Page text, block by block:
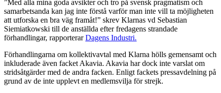
”Med alla mina goda avsikter och tro på svensk pragmatism och
samarbetsanda kan jag inte förstå varför man inte vill ta möjligheten
att utforska en bra väg framåt!” skrev Klarnas vd Sebastian
Siemiatkowski till de anställda efter fredagens strandade
förhandlingar, rapporterarDagens Industri.
Förhandlingarna om kollektivavtal med Klarna hölls gemensamt och
inkluderade även facket Akavia. Akavia har dock inte varslat om
stridsåtgärder med de andra facken. Enligt fackets pressavdelning på
grund av de inte upplevt en medlemsvilja för strejk.